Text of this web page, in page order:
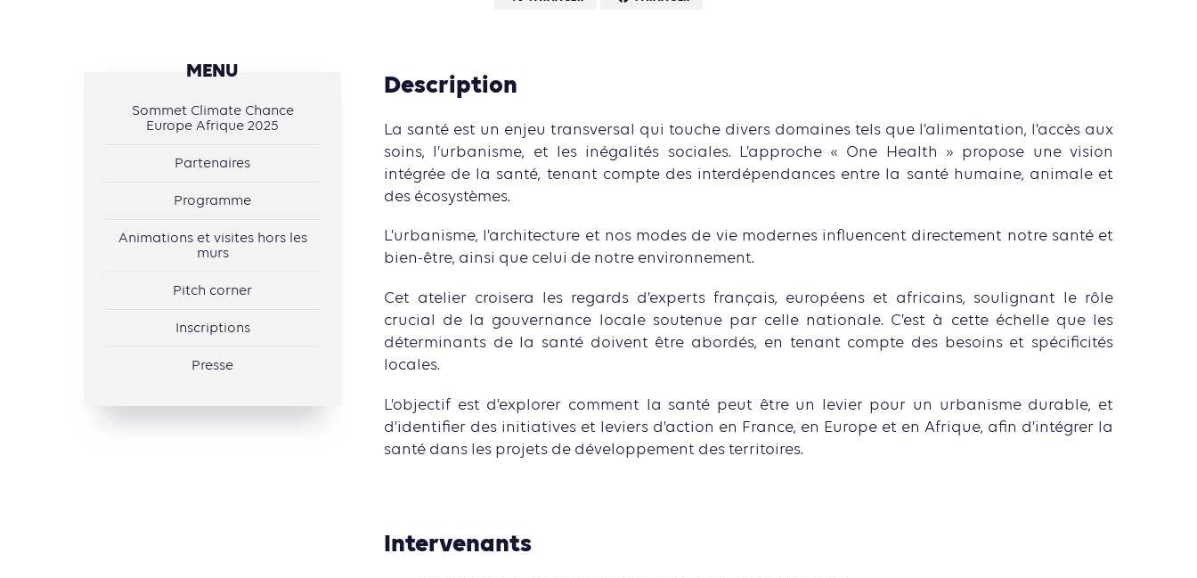
MENU
Sommet Climate Chance
Europe Afrique 2025
Partenaires
Programme
Animations et visites hors les
murs
Pitch corner
Inscriptions
Presse
Description
La santé est un enjeu transversal qui touche divers domaines tels que l’alimentation, l’accès aux
soins, l’urbanisme, et les inégalités sociales. L’approche « One Health » propose une vision
intégrée de la santé, tenant compte des interdépendances entre la santé humaine, animale et
des écosystèmes.
L’urbanisme, l’architecture et nos modes de vie modernes influencent directement notre santé et
bien-être, ainsi que celui de notre environnement.
Cet atelier croisera les regards d’experts français, européens et africains, soulignant le rôle
crucial de la gouvernance locale soutenue par celle nationale. C’est à cette échelle que les
déterminants de la santé doivent être abordés, en tenant compte des besoins et spécificités
locales.
L’objectif est d’explorer comment la santé peut être un levier pour un urbanisme durable, et
d’identifier des initiatives et leviers d’action en France, en Europe et en Afrique, afin d’intégrer la
santé dans les projets de développement des territoires.
Intervenants